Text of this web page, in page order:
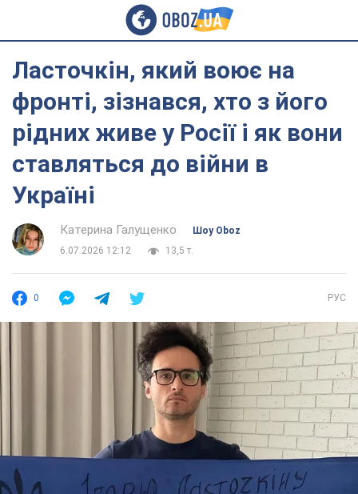
Ласточкін, який воює на
фронті, зізнався, хто з його
рідних живе у Росії і як вони
ставляться до війни в
Україні
Катерина Галущенко
Шоу Oboz
6.07.2026 12:12
13,5 т.
0 РУС